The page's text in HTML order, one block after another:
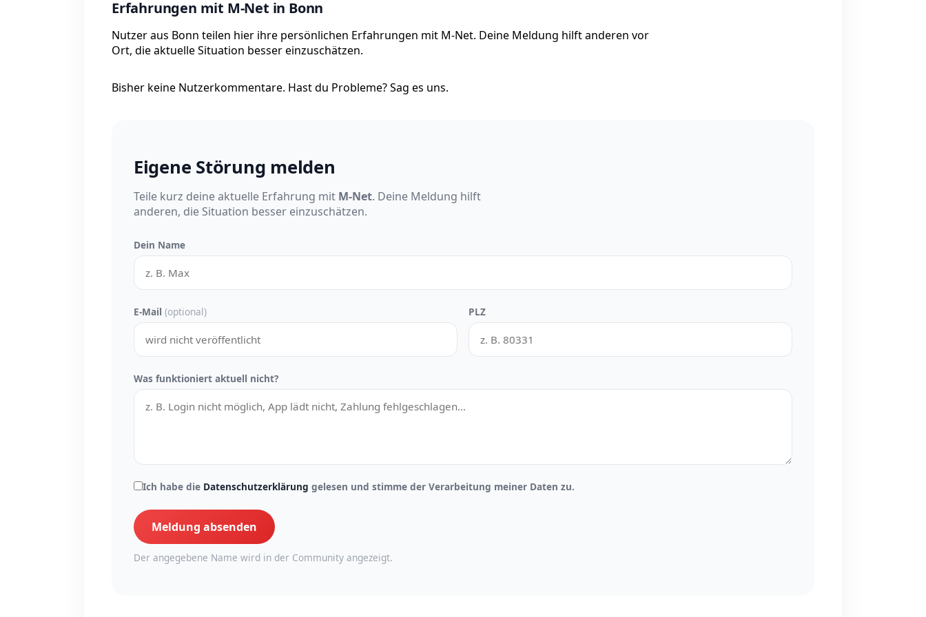
Erfahrungen mit M-Net in Bonn
Nutzer aus Bonn teilen hier ihre persönlichen Erfahrungen mit M-Net. Deine Meldung hilft anderen vor
Ort, die aktuelle Situation besser einzuschätzen.
Bisher keine Nutzerkommentare. Hast du Probleme? Sag es uns.
Eigene Störung melden
Teile kurz deine aktuelle Erfahrung mit M-Net. Deine Meldung hilft
anderen, die Situation besser einzuschätzen.
Dein Name
E-Mail (optional) PLZ
Was funktioniert aktuell nicht?
Ich habe die Datenschutzerklärung gelesen und stimme der Verarbeitung meiner Daten zu.
Meldung absenden
Der angegebene Name wird in der Community angezeigt.